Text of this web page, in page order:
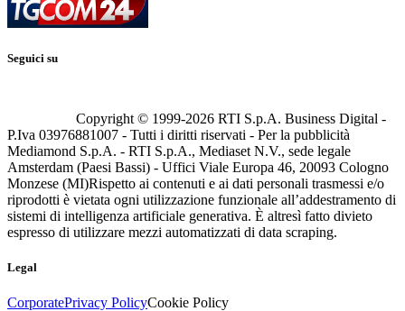
Seguici su
Copyright © 1999-2026 RTI S.p.A. Business Digital -
P.Iva 03976881007 - Tutti i diritti riservati - Per la pubblicità
Mediamond S.p.A. - RTI S.p.A., Mediaset N.V., sede legale
Amsterdam (Paesi Bassi) - Uffici Viale Europa 46, 20093 Cologno
Monzese (MI)Rispetto ai contenuti e ai dati personali trasmessi e/o
riprodotti è vietata ogni utilizzazione funzionale all’addestramento di
sistemi di intelligenza artificiale generativa. È altresì fatto divieto
espresso di utilizzare mezzi automatizzati di data scraping.
Legal
CorporatePrivacy PolicyCookie Policy